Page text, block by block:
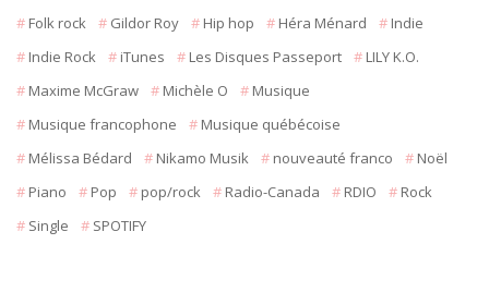
Folk rock
Gildor Roy Hip hop Héra Ménard
Indie
Indie Rock
iTunes Les Disques Passeport
LILY K.O.
Maxime McGraw
Michèle O
Musique
Musique francophone
Musique québécoise
Mélissa Bédard
Nikamo Musik nouveauté franco
Noël
Piano
Pop pop/rock Radio-Canada RDIO
Rock
Single
SPOTIFY